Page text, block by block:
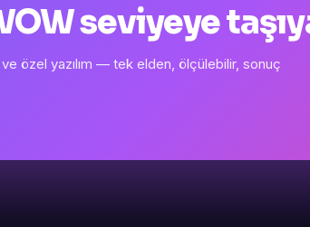
seviyeye
özel yazılım — tek elden, ölçülebilir, sonuç